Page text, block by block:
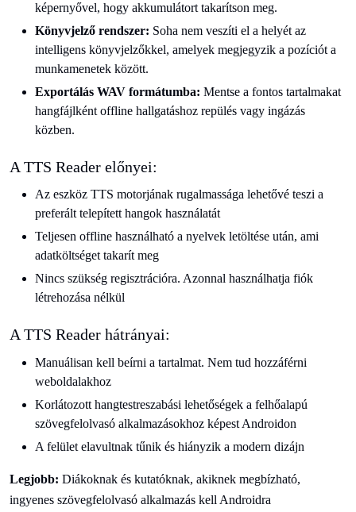
képernyővel, hogy akkumulátort takarítson meg.
Könyvjelző rendszer: Soha nem veszíti el a helyét az
intelligens könyvjelzőkkel, amelyek megjegyzik a pozíciót a
munkamenetek között.
Exportálás WAV formátumba: Mentse a fontos tartalmakat
hangfájlként offline hallgatáshoz repülés vagy ingázás
közben.
A TTS Reader előnyei:
Az eszköz TTS motorjának rugalmassága lehetővé teszi a
preferált telepített hangok használatát
Teljesen offline használható a nyelvek letöltése után, ami
adatköltséget takarít meg
Nincs szükség regisztrációra. Azonnal használhatja fiók
létrehozása nélkül
A TTS Reader hátrányai:
Manuálisan kell beírni a tartalmat. Nem tud hozzáférni
weboldalakhoz
Korlátozott hangtestreszabási lehetőségek a felhőalapú
szövegfelolvasó alkalmazásokhoz képest Androidon
A felület elavultnak tűnik és hiányzik a modern dizájn
Legjobb: Diákoknak és kutatóknak, akiknek megbízható,
ingyenes szövegfelolvasó alkalmazás kell Androidra